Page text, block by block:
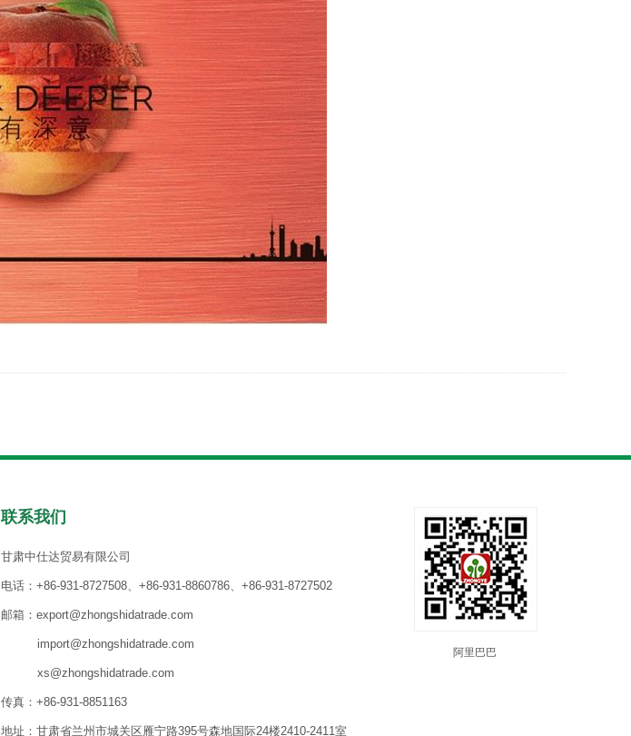
联系我们
甘肃中仕达贸易有限公司
电话：+86-931-8727508、+86-931-8860786、+86-931-8727502
邮箱：export@zhongshidatrade.com
import@zhongshidatrade.com
xs@zhongshidatrade.com
传真：+86-931-8851163
地址：甘肃省兰州市城关区雁宁路395号森地国际24楼2410-2411室
阿里巴巴